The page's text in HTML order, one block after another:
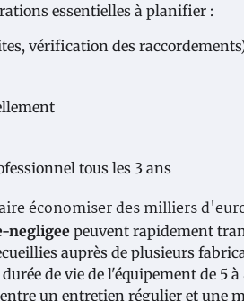
essentielles à planifier :
vérification des
tous les 3 ans
économiser des milliers
negligee peuvent rapidement
auprès de plusieurs
de vie de l'équipement de 5
un entretien régulier et une